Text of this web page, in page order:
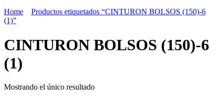
Home
Productos etiquetados “CINTURON BOLSOS (150)-6
(1)”
CINTURON BOLSOS (150)-6
(1)
Mostrando el único resultado